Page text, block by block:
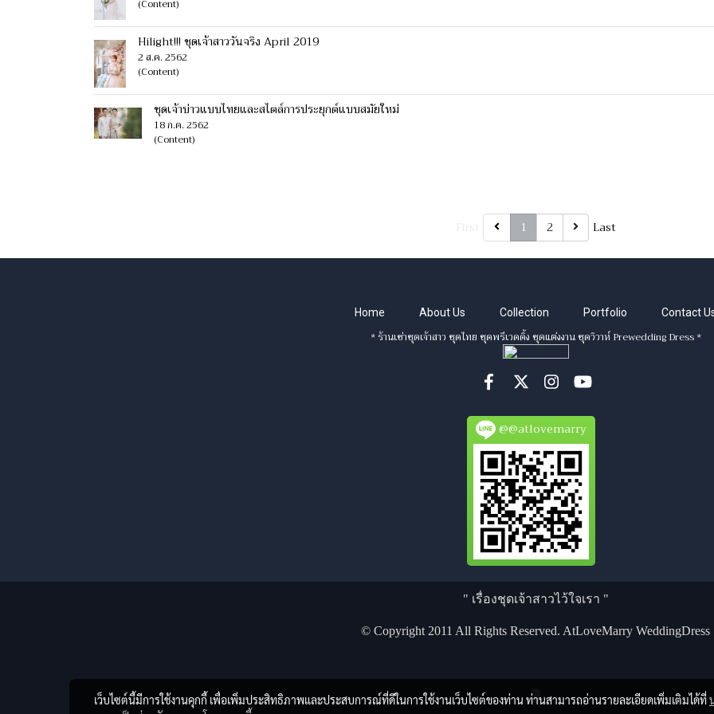
(Content)
Hilight!!! ชุดเจ้าสาววันจริง April 2019
2 ส.ค. 2562
(Content)
ชุดเจ้าบ่าวแบบไทยและสไตล์การประยุกต์แบบสมัยใหม่
18 ก.ค. 2562
(Content)
1 2 Last
Home About Us Collection Portfolio Contact
* ร้านเช่าชุดเจ้าสาว ชุดไทย ชุดพรีเวดดิ้ง ชุดแต่งงาน ชุดวิวาห์ Prewedding Dress *
@@atlovemarry
" เรื่องชุดเจ้าสาวไว้ใจเรา "
© Copyright 2011 All Rights Reserved. AtLoveMarry WeddingDress
เว็บไซต์นี้มีการใช้งานคุกกี้ เพื่อเพิ่มประสิทธิภาพและประสบการณ์ที่ดีในการใช้งานเว็บไซต์ของท่าน ท่านสามารถอ่านรายละเอียดเพิ่มเติมได้ที่